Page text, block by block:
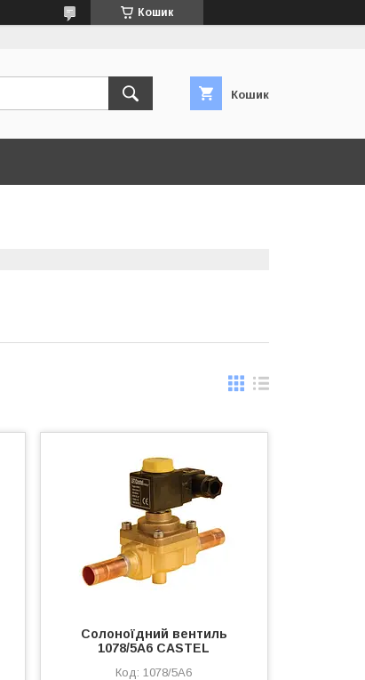
Кошик
Кошик
Солоноїдний вентиль
1078/5A6 CASTEL
1078/5A6